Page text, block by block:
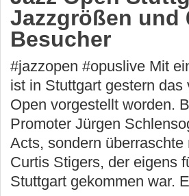
Jazzgrößen und
Besucher
#jazzopen #opuslive Mit
ist in Stuttgart gestern
Open vorgestellt worden.
Promoter Jürgen
Acts, sondern
Curtis Stigers, der eigens
Stuttgart gekommen war.